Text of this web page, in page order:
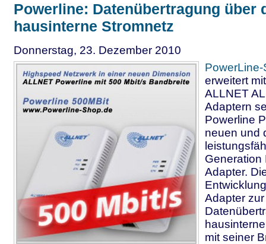
Powerline: Datenübertragung über
hausinterne Stromnetz
Donnerstag, 23. Dezember 2010
erweitert
ALLNET
Adaptern
Powerline
neuen und
Generation
Adapter.
Adapter zur
mit seiner